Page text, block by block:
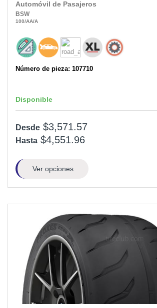
Automóvil de Pasajeros
BSW
100/AA/A
Número de pieza: 107710
Disponible
Desde $3,571.57
Hasta $4,551.96
Ver opciones